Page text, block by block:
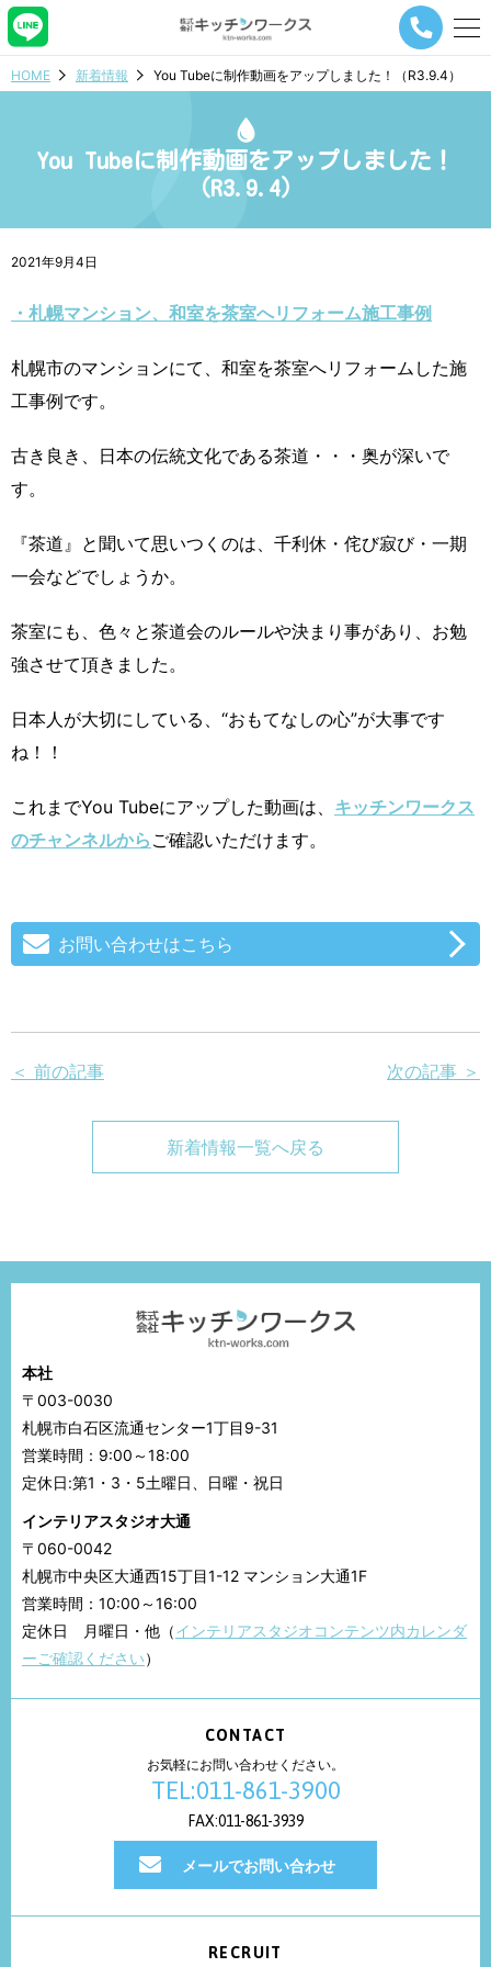
メ
ー
ン
HOME 新着情報 You Tubeに制作動画をアップしました！（R3.9.4）
You Tubeに制作動画をアップしました！
（R3.9.4）
2021年9月4日
・札幌マンション、和室を茶室へリフォーム施工事例
札幌市のマンションにて、和室を茶室へリフォームした施
工事例です。
古き良き、日本の伝統文化である茶道・・・奥が深いで
す。
『茶道』と聞いて思いつくのは、千利休・侘び寂び・一期
一会などでしょうか。
茶室にも、色々と茶道会のルールや決まり事があり、お勉
強させて頂きました。
日本人が大切にしている、“おもてなしの心”が大事です
ね！！
これまでYou Tubeにアップした動画は、 キッチンワークス
のチャンネルから ご確認いただけます。
お問い合わせはこちら
＜ 前の記事 次の記事 ＞
新着情報一覧へ戻る
本社
〒003-0030
札幌市白石区流通センター1丁目9-31
営業時間：9:00～18:00
定休日:第1・3・5土曜日、日曜・祝日
インテリアスタジオ大通
〒060-0042
札幌市中央区大通西15丁目1-12 マンション大通1F
営業時間：10:00～16:00
定休日 月曜日・他（インテリアスタジオコンテンツ内カレンダ
ーご確認ください）
CONTACT
お気軽にお問い合わせください。
TEL:011-861-3900
FAX:011-861-3939
メールでお問い合わせ
RECRUIT